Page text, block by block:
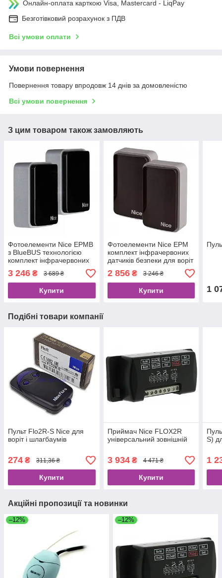
Онлайн-оплата карткою Visa, Mastercard - LiqPay
Безготівковий розрахунок з ПДВ
Всі умови оплати
Умови повернення
Повернення товару впродовж 14 днів за домовленістю
Всі умови повернення
З цим товаром також замовляють
Фотоелементи Nice EPMB
з BlueBUS технологією
комплект інфрачервоних
датчиків безпеки для воріт
та шлагбаумів
3 246 ₴ 3 689 ₴
Купити
Фотоелементи Nice EPM
комплект інфрачервоних
датчиків безпеки для воріт
та шлагбаумів
2 856₴ 3 246 ₴
Купити 1
Подібні товари компанії
Пульт Flo2R-S Nice для
воріт і шлагбаумів
274 ₴ 311,36 ₴
Купити
Приймач Nice FLOX2R
універсальний зовнішній
3 934₴ 4 471 ₴
Купити
S)
1
Акційні пропозиції та новинки
–12% –12%